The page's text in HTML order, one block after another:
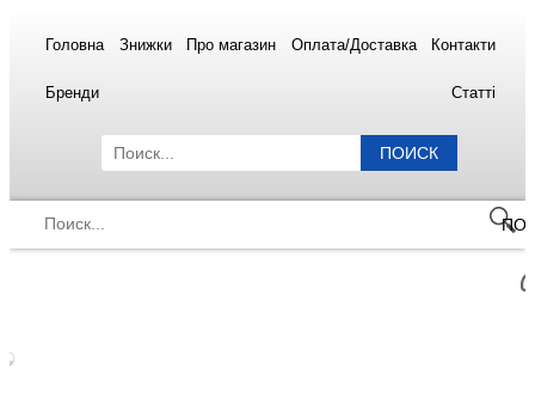
Головна Знижки Про магазин Оплата/Доставка Контакти
Бренди Статті
ПОИСК